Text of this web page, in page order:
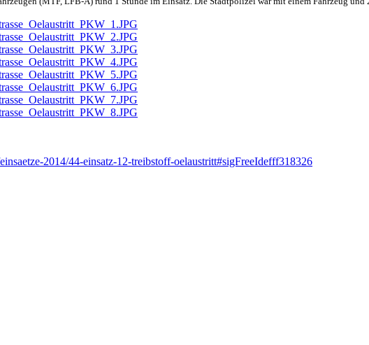
2014/44-einsatz-12-treibstoff-oelaustritt#sigFreeIdefff318326